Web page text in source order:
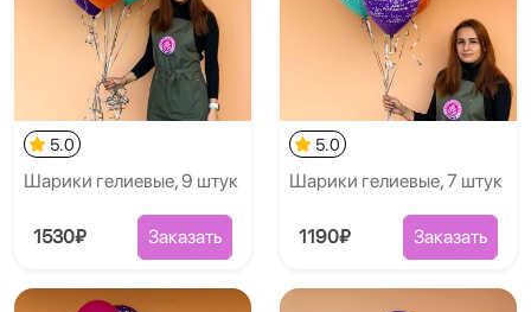
5.0
Шарики гелиевые, 9 штук
1530₽ Заказать
5.0
Шарики гелиевые, 7 штук
1190₽ Заказать